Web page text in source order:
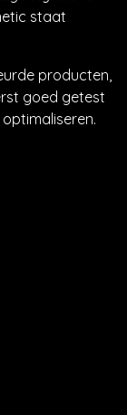
staat
producten,
goed getest